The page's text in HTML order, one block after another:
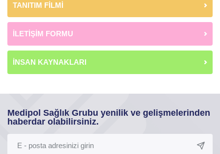
TANITIM FİLMİ
İLETİŞİM FORMU
İNSAN KAYNAKLARI
Medipol Sağlık Grubu yenilik ve gelişmelerinden
haberdar olabilirsiniz.